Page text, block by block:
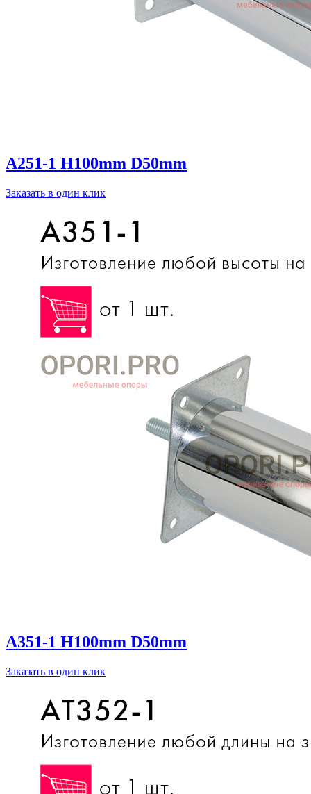
A251-1 H100mm D50mm
Заказать в один клик
A351-1 H100mm D50mm
Заказать в один клик